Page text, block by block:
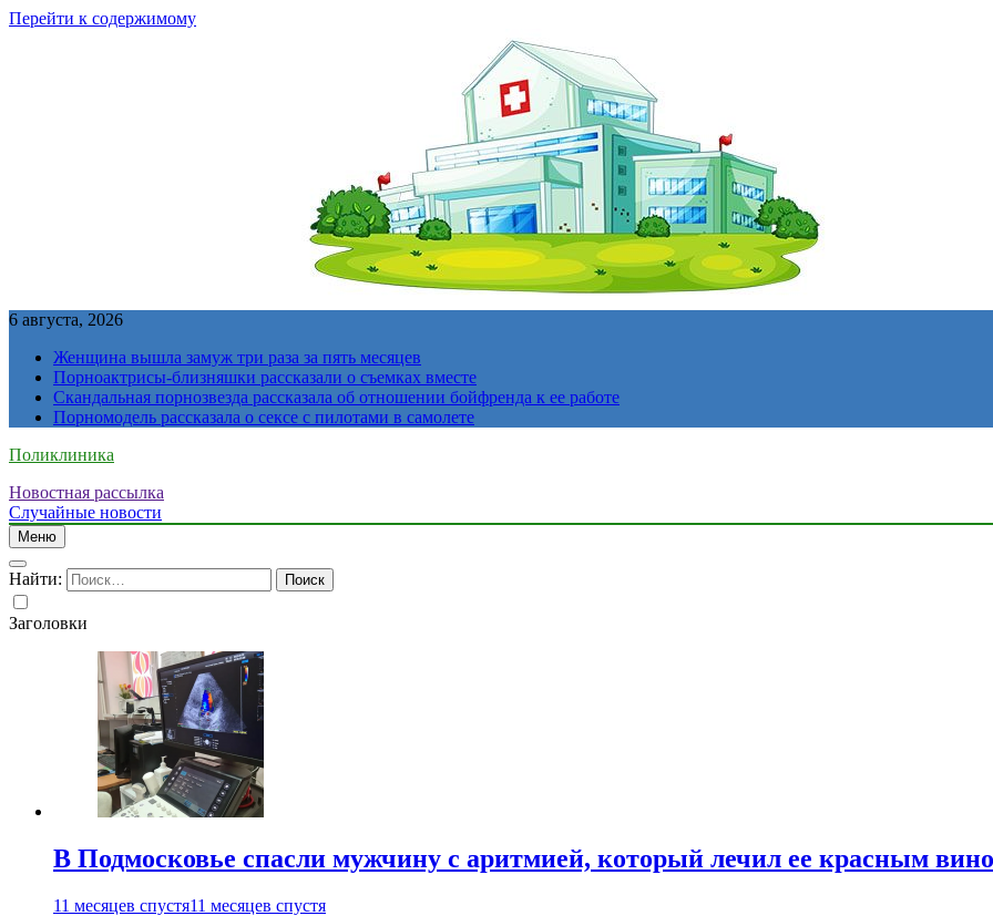
Перейти к содержимому
6 августа, 2026
Женщина вышла замуж три раза за пять месяцев
Порноактрисы-близняшки рассказали о съемках вместе
Скандальная порнозвезда рассказала об отношении бойфренда к ее работе
Порномодель рассказала о сексе с пилотами в самолете
Поликлиника
Новостная рассылка
Случайные новости
Меню
Найти:
Заголовки
В Подмосковье спасли мужчину с аритмией, который лечил ее красным
11 месяцев спустя11 месяцев спустя